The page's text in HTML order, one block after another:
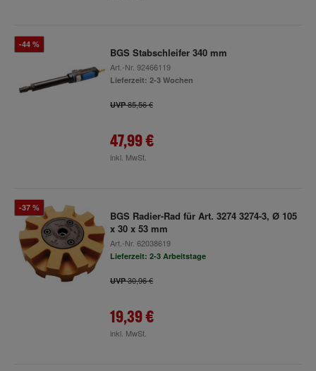
-44 %
BGS Stabschleifer 340 mm
Art.-Nr. 92466119
Lieferzeit: 2-3 Wochen
UVP85,56 €
47,99 €
inkl. MwSt.
-37 %
BGS Radier-Rad für Art. 3274 3274-3, Ø 105
x 30 x 53 mm
Art.-Nr. 62038619
Lieferzeit: 2-3 Arbeitstage
UVP30,96 €
19,39 €
inkl. MwSt.